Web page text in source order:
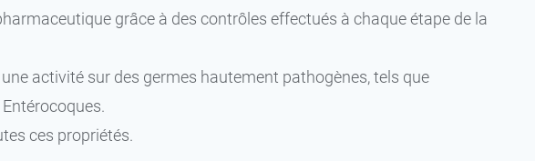
grâce à des contrôles effectués à chaque étape de la
activité sur des germes hautement pathogènes, tels que
ces propriétés.